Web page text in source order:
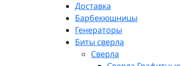
Доставка
Барбекюшницы
Генераторы
Биты сверла
Сверла